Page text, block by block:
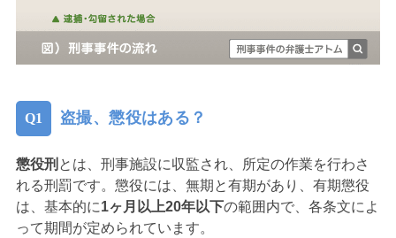
盗撮、懲役はある？
懲役刑 とは、刑事施設に収監され、所定の作業を行わさ
れる刑罰です。懲役には、無期と有期があり、有期懲役
は、基本的に1ヶ月以上20年以下の範囲内で、各条文によ
って期間が定められています。